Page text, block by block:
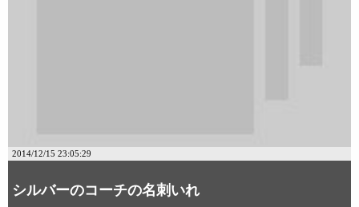
2014/12/15 23:05:29
シルバーのコーチの名刺いれ